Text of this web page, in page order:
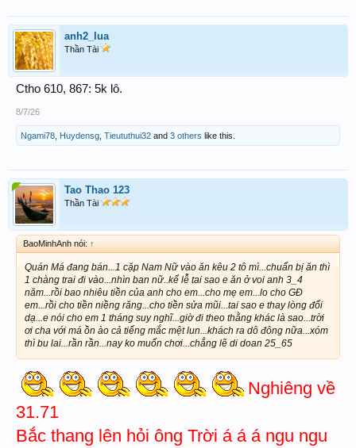
anh2_lua
Thần Tài
Ctho 610, 867: 5k lô.
8/7/26
Ngami78 Huydensg Tieututhui32 and 3 others like this.
Tao Thao 123
Thần Tài
BaoMinhAnh nói: ↑
Quán Má đang bán...1 cặp Nam Nữ vào ăn kêu 2 tô mì...chuẩn bị ăn thì
1 chàng trai đi vào...nhìn ban nữ..kể lễ tai sao e ăn ở voi anh 3_4
năm...rồi bao nhiêu tiền của anh cho em...cho mẹ em...lo cho GĐ
em...rồi cho tiền niềng răng...cho tiền sửa mũi...tai sao e thay lòng đổi
dạ...e nói cho em 1 tháng suy nghĩ...giờ đi theo thằng khác là sao...trời
ơi cha với má ồn ào cả tiếng mắc mệt lun...khách ra dô đông nữa...xóm
thì bu lai...rần rần...nay ko muốn chơi...chẳng lẽ di doan 25_65
Nghiêng về
31.71
Bắc thang lên hỏi ông Trời á á á ngu ngu